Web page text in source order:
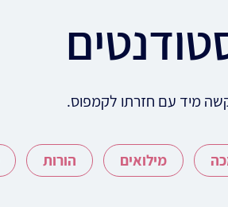
מיד עם חזרתו לקמפוס.
מילואים הורות